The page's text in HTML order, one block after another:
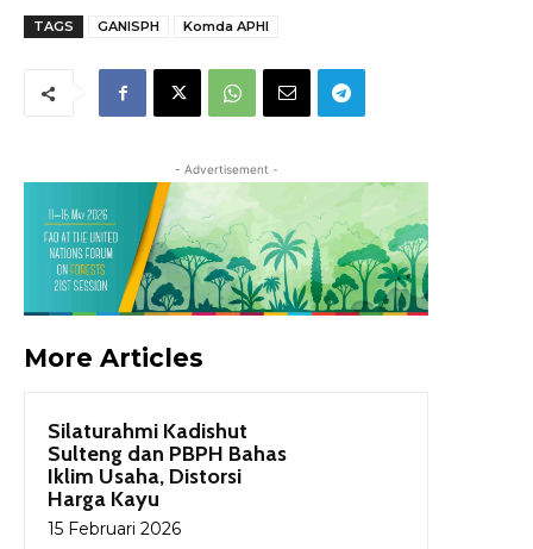
TAGS GANISPH Komda APHI
- Advertisement -
More Articles
Silaturahmi Kadishut
Sulteng dan PBPH Bahas
Iklim Usaha, Distorsi
Harga Kayu
15 Februari 2026